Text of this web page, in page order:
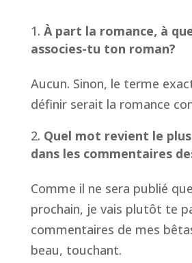
À part la romance, à
associes-tu ton roman?
Aucun. Sinon, le terme
définir serait la romance
Quel mot revient le
dans les commentaires
Comme il ne sera publié
prochain, je vais plutôt te
commentaires de mes
beau, touchant.